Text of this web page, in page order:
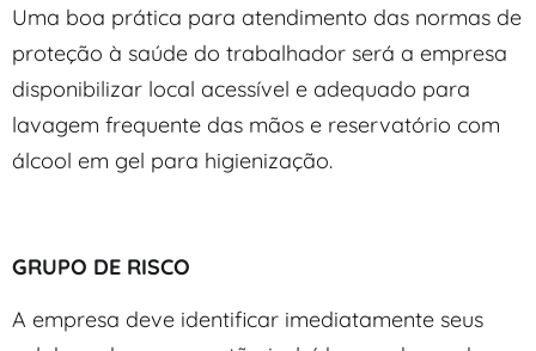
Uma boa prática para atendimento das normas de
proteção à saúde do trabalhador será a empresa
disponibilizar local acessível e adequado para
lavagem frequente das mãos e reservatório com
álcool em gel para higienização.
GRUPO DE RISCO
A empresa deve identificar imediatamente seus